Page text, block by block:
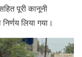
पूरी कानूनी
लिया गया।